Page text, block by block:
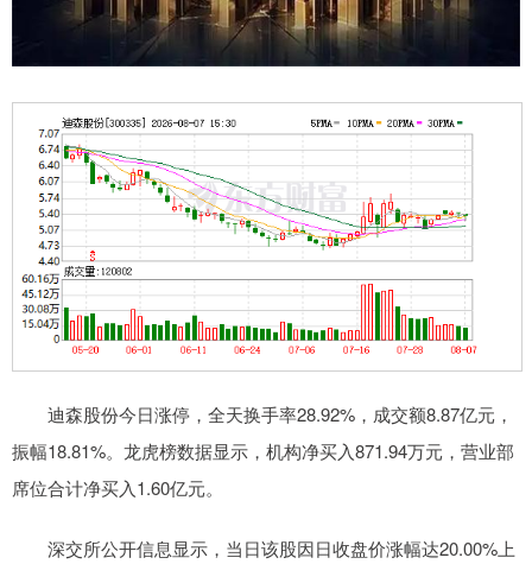
迪森股份今日涨停，全天换手率28.92%，成交额8.87亿元，
振幅18.81%。龙虎榜数据显示，机构净买入871.94万元，营业部
席位合计净买入1.60亿元。
深交所公开信息显示，当日该股因日收盘价涨幅达20.00%上